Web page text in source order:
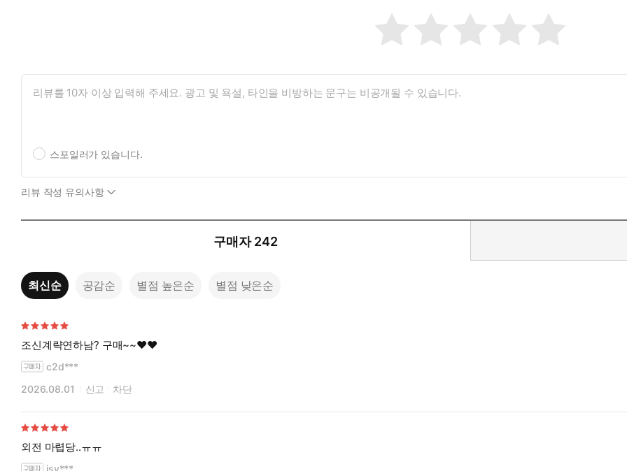
“…….”
“실컷 싸 줄게요. 소원대로.”
“그 새끼보단, 내가 낫잖아요?”
스포일러가 있습니다.
리뷰 작성 유의사항
구매자 242
최신순 공감순 별점 높은순 별점 낮은순
조신계략연하남? 구매~~♥︎♥︎
c2d***
2026.08.01
신고 차단
외전 마렵당..ㅠㅠ